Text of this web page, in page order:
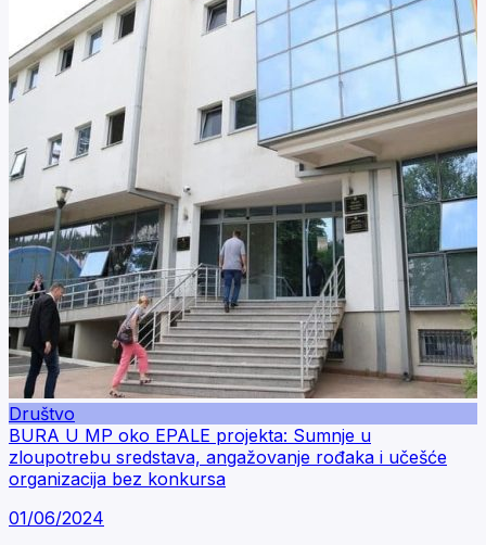
Društvo
BURA U MP oko EPALE projekta: Sumnje u
zloupotrebu sredstava, angažovanje rođaka i učešće
organizacija bez konkursa
01/06/2024